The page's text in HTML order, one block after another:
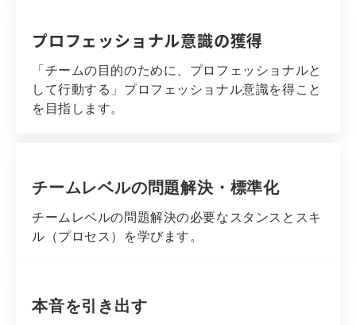
プロフェッショナル意識の獲得
「チームの目的のために、プロフェッショナルと
して行動する」プロフェッショナル意識を得こと
を目指します。
チームレベルの問題解決・標準化
チームレベルの問題解決の必要なスタンスとスキ
ル（プロセス）を学びます。
本音を引き出す